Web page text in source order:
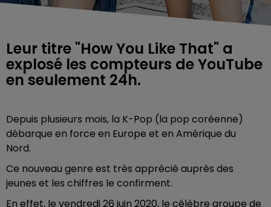
Leur titre "How You Like That" a
explosé les compteurs de YouTube
en seulement 24h.
Depuis plusieurs mois, la K-Pop (la pop coréenne)
débarque en force en Europe et en Amérique du
Nord.
Ce nouveau genre est très apprécié auprès des
jeunes et les chiffres le confirment.
En effet, le vendredi 26 juin 2020, le célèbre groupe de